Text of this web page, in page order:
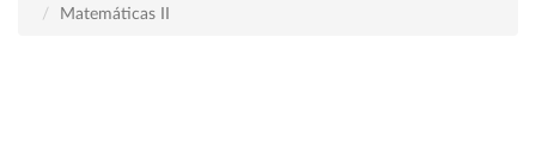
Matemáticas II